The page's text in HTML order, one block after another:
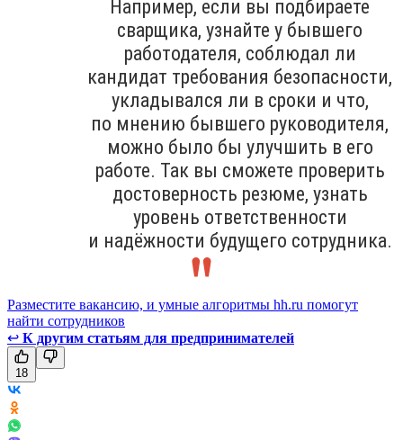
Например, если вы подбираете
сварщика, узнайте у бывшего
работодателя, соблюдал ли
кандидат требования безопасности,
укладывался ли в сроки и что,
по мнению бывшего руководителя,
можно было бы улучшить в его
работе. Так вы сможете проверить
достоверность резюме, узнать
уровень ответственности
и надёжности будущего сотрудника.
Разместите вакансию, и умные алгоритмы hh.ru помогут
найти сотрудников
↩ К другим статьям для предпринимателей
18